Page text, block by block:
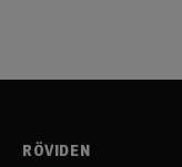
RÖVIDEN